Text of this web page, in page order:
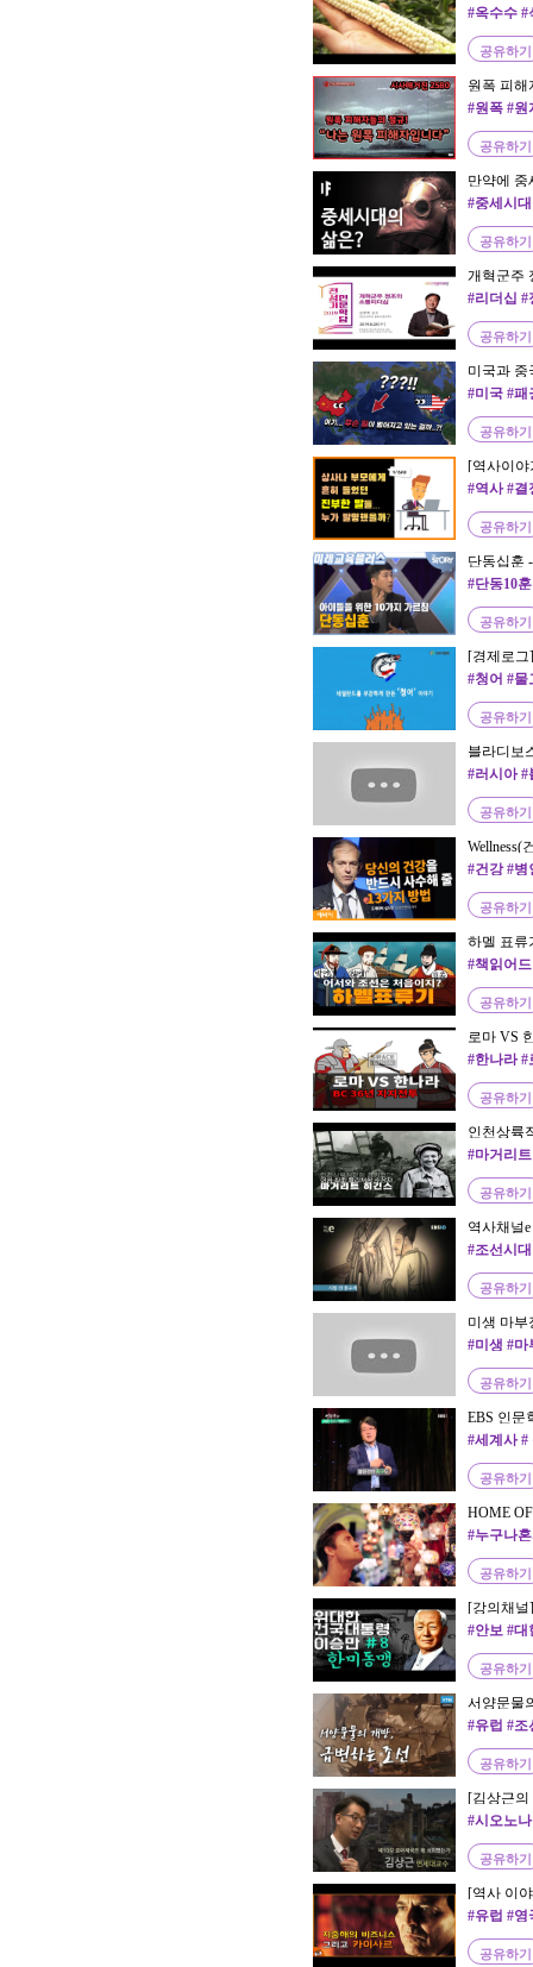
이언스
#옥수수 #
공유하기
원폭 피해
#원폭 #원
공유하기
만약에 중
Korea
#중세시
공유하기
개혁군주
#리더십 #
공유하기
미국과
#미국 #패
공유하기
[역사이
사나 부모
#역사 #결
#현대사
공유하기
단동십훈
#단동10
공유하기
[경제로그
회
#청어 #물
공유하기
블라디보
려드릴게
#러시아
공유하기
Wellness(
살드만 심
#건강 #병
공유하기
하멜 표류
#책읽어
공유하기
로마 VS
#한나라
공유하기
인천상륙
자가 된
#마거리
공유하기
역사채널e
#조선시
공유하기
미생 마부
#미생 #마
공유하기
EBS 인문
"갈릴레
#세계사 #
공유하기
HOME
드 바자르
#누구나
창 #터키
공유하기
[강의채널
사)
#안보 #대
공유하기
서양문물
#유럽 #조
공유하기
[김상근의
왜 쇠퇴했
#시오노
공유하기
[역사 이
(너무 재
#유럽 #영
공유하기